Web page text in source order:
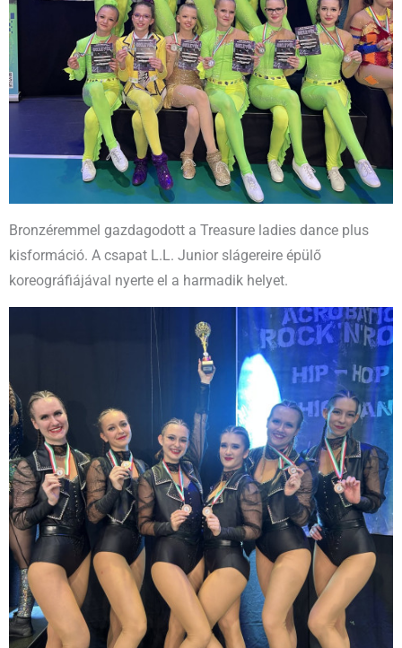
Bronzéremmel gazdagodott a Treasure ladies dance plus
kisformáció. A csapat L.L. Junior slágereire épülő
koreográfiájával nyerte el a harmadik helyet.